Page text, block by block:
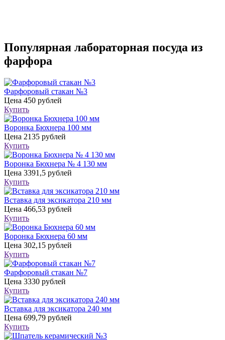
Популярная лабораторная посуда из
фарфора
Фарфоровый стакан №3
Цена 450 рублей
Купить
Воронка Бюхнера 100 мм
Цена 2135 рублей
Купить
Воронка Бюхнера № 4 130 мм
Цена 3391,5 рублей
Купить
Вставка для эксикатора 210 мм
Цена 466,53 рублей
Купить
Воронка Бюхнера 60 мм
Цена 302,15 рублей
Купить
Фарфоровый стакан №7
Цена 3330 рублей
Купить
Вставка для эксикатора 240 мм
Цена 699,79 рублей
Купить